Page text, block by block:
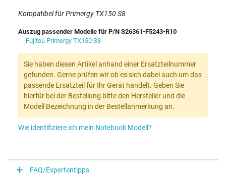
Kompatibel für Primergy TX150 S8
Auszug passender Modelle für P/N S26361-F5243-R10
Fujitsu Primergy TX150 S8
Sie haben diesen Artikel anhand einer Ersatzteilnummer
gefunden. Gerne prüfen wir ob es sich dabei auch um das
passende Ersatzteil für Ihr Gerät handelt. Geben Sie
hierfür bei der Bestellung bitte den Hersteller und die
Modell Bezeichnung in der Bestellanmerkung an.
Wie identifiziere ich mein Notebook Modell?
FAQ/Expertentipps